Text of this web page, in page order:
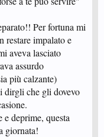
Per fortuna mi
restare impalato e
aveva lasciato
assurdo
più calzante)
dirgli che gli dovevo
e deprime, questa
giornata!